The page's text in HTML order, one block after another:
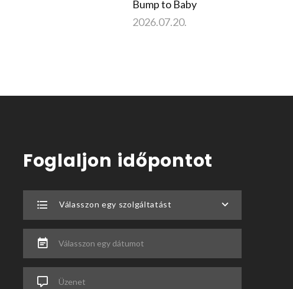
Bump to Baby
2026.07.20.
Foglaljon időpontot
Válasszon egy szolgáltatást
Válasszon egy dátumot
Üzenet